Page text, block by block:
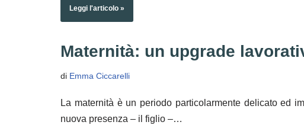
Leggi l'articolo »
Maternità: un upgrade
di Emma Ciccarelli
La maternità è un periodo particolarmente delicato ed
nuova presenza – il figlio –…